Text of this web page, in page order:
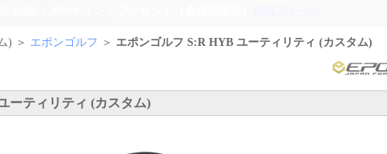
) ＞ エポンゴルフ ＞ エポンゴルフ S:R HYB ユーティリティ (カスタム)
ーティリティ (カスタム)